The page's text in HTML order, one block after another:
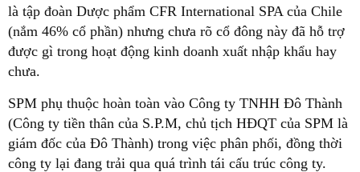
là tập đoàn Dược phẩm CFR International SPA của Chile
(nắm 46% cổ phần) nhưng chưa rõ cổ đông này đã hỗ trợ
được gì trong hoạt động kinh doanh xuất nhập khẩu hay
chưa.
SPM phụ thuộc hoàn toàn vào Công ty TNHH Đô Thành
(Công ty tiền thân của S.P.M, chủ tịch HĐQT của SPM là
giám đốc của Đô Thành) trong việc phân phối, đồng thời
công ty lại đang trải qua quá trình tái cấu trúc công ty.